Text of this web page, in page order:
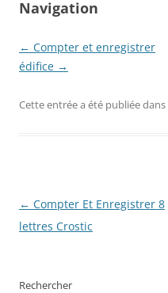
Navigation
← Compter et enregistrer
édifice →
Cette entrée a été publiée dans
Navigation
des
← Compter Et Enregistrer 8
lettres Crostic
Rechercher